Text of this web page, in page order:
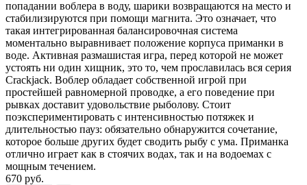
попадании воблера в воду, шарики возвращаются на место и
стабилизируются при помощи магнита. Это означает, что
такая интегрированная балансировочная система
моментально выравнивает положение корпуса приманки в
воде. Активная размашистая игра, перед которой не может
устоять ни один хищник, это то, чем прославилась вся серия
Crackjack. Воблер обладает собственной игрой при
простейшей равномерной проводке, а его поведение при
рывках доставит удовольствие рыболову. Стоит
поэкспериментировать с интенсивностью потяжек и
длительностью пауз: обязательно обнаружится сочетание,
которое больше других будет сводить рыбу с ума. Приманка
отлично играет как в стоячих водах, так и на водоемах с
мощным течением.
670 руб.